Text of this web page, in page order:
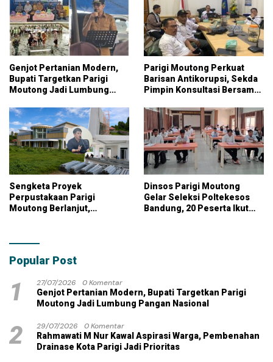
Genjot Pertanian Modern,
Bupati Targetkan Parigi
Moutong Jadi Lumbung
Parigi Moutong Perkuat
Barisan Antikorupsi, Sekda
Pimpin Konsultasi Bersama
Sengketa Proyek
Perpustakaan Parigi
Moutong Berlanjut,
dengan Dana Pribadi
Dinsos Parigi Moutong
Gelar Seleksi Poltekesos
Bandung, 20 Peserta Ikut
Popular Post
1 27/07/2026
0 Komentar
Genjot Pertanian Modern, Bupati Targetkan Parigi
Moutong Jadi Lumbung Pangan Nasional
2 29/07/2026
0 Komentar
Rahmawati M Nur Kawal Aspirasi Warga, Pembenahan
Drainase Kota Parigi Jadi Prioritas